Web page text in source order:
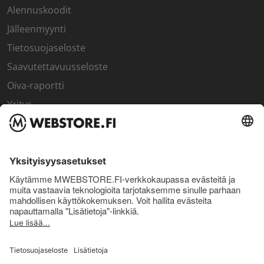
Alennuskoodit
Jälleenmyynti
Tietosuojaseloste
Saavutettavuusseloste
Oiva-raportti
Yritys
SISÄPIIRI
Sisäpiirin bonusohjelma
Uutiskirje
Uutiset ja artikkelit